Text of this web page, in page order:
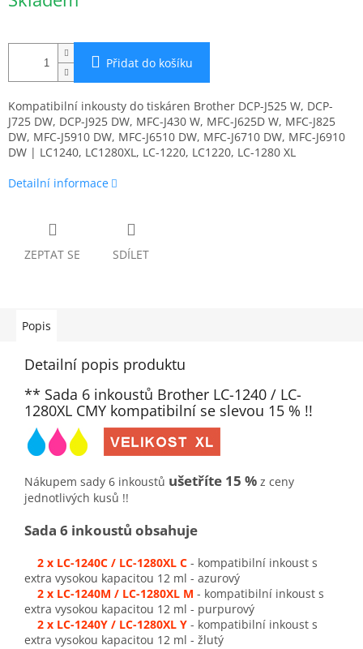
Přidat do košíku
Kompatibilní inkousty do tiskáren Brother DCP-J525 W, DCP-
J725 DW, DCP-J925 DW, MFC-J430 W, MFC-J625D W, MFC-J825
DW, MFC-J5910 DW, MFC-J6510 DW, MFC-J6710 DW, MFC-J6910
DW | LC1240, LC1280XL, LC-1220, LC1220, LC-1280 XL
Detailní informace
ZEPTAT SE SDÍLET
Popis
Detailní popis produktu
** Sada 6 inkoustů Brother LC-1240 / LC-
1280XL CMY kompatibilní se slevou 15 % !!
Nákupem sady 6 inkoustů ušetříte 15 % z ceny
jednotlivých kusů !!
Sada 6 inkoustů obsahuje
2 x LC-1240C / LC-1280XL C - kompatibilní inkoust s
extra vysokou kapacitou 12 ml - azurový
2 x LC-1240M / LC-1280XL M - kompatibilní inkoust s
extra vysokou kapacitou 12 ml - purpurový
2 x LC-1240Y / LC-1280XL Y - kompatibilní inkoust s
extra vysokou kapacitou 12 ml - žlutý